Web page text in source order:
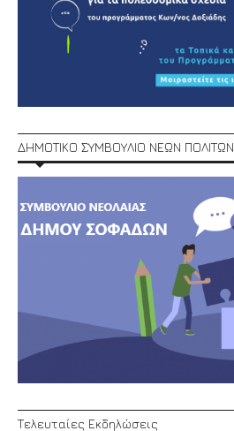
ΔΗΜΟΤΙΚΟ ΣΥΜΒΟΥΛΙΟ ΝΕΩΝ ΠΟΛΙΤΩΝ
Τελευταίες Εκδηλώσεις